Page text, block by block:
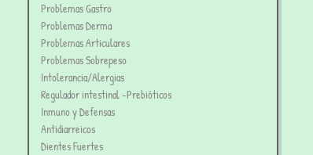
Problemas Gastro
Problemas Derma
Problemas Articulares
Problemas Sobrepeso
Intolerancia/Alergias
Regulador intestinal -Prebióticos
Inmuno y Defensas
Antidiarreicos
Dientes Fuertes